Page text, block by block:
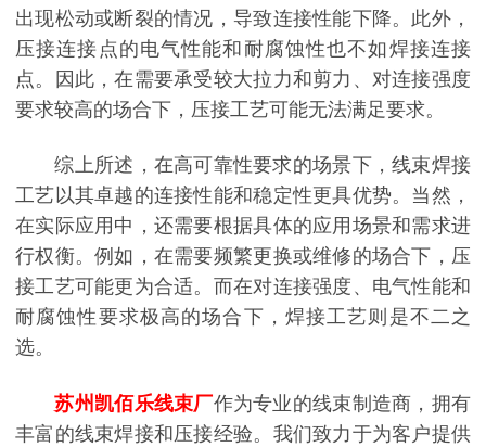
出现松动或断裂的情况，导致连接性能下降。此外，
压接连接点的电气性能和耐腐蚀性也不如焊接连接
点。因此，在需要承受较大拉力和剪力、对连接强度
要求较高的场合下，压接工艺可能无法满足要求。
综上所述，在高可靠性要求的场景下，线束焊接
工艺以其卓越的连接性能和稳定性更具优势。当然，
在实际应用中，还需要根据具体的应用场景和需求进
行权衡。例如，在需要频繁更换或维修的场合下，压
接工艺可能更为合适。而在对连接强度、电气性能和
耐腐蚀性要求极高的场合下，焊接工艺则是不二之
选。
苏州凯佰乐线束厂作为专业的线束制造商，拥有
丰富的线束焊接和压接经验。我们致力于为客户提供